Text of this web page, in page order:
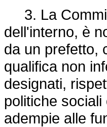
3. La
dell'interno, è
da un prefetto,
qualifica non
designati,
politiche
adempie alle